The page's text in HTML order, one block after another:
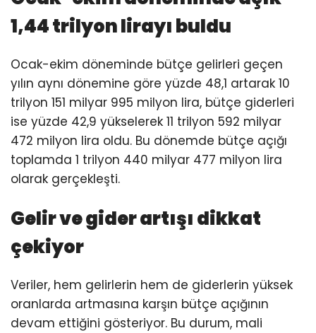
1,44 trilyon lirayı buldu
Ocak-ekim döneminde bütçe gelirleri geçen
yılın aynı dönemine göre yüzde 48,1 artarak 10
trilyon 151 milyar 995 milyon lira, bütçe giderleri
ise yüzde 42,9 yükselerek 11 trilyon 592 milyar
472 milyon lira oldu. Bu dönemde bütçe açığı
toplamda 1 trilyon 440 milyar 477 milyon lira
olarak gerçekleşti.
Gelir ve gider artışı dikkat
çekiyor
Veriler, hem gelirlerin hem de giderlerin yüksek
oranlarda artmasına karşın bütçe açığının
devam ettiğini gösteriyor. Bu durum, mali